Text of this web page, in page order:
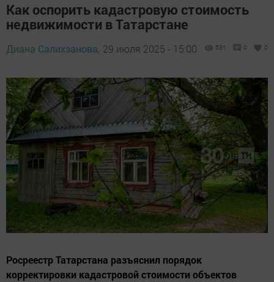
Как оспорить кадастровую стоимость
недвижимости в Татарстане
Диана Салихзанова, 29 июля 2025 - 15:00 531 0 0
Росреестр Татарстана разъяснил порядок
корректировки кадастровой стоимости объектов